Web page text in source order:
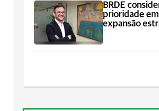
BRDE
prioridade
expansão